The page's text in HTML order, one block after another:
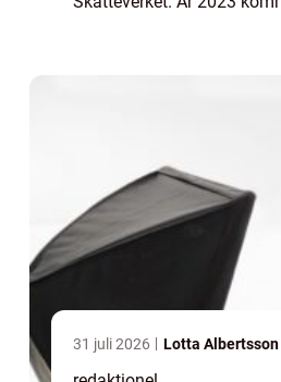
31 juli 2026 Lotta Albertsson